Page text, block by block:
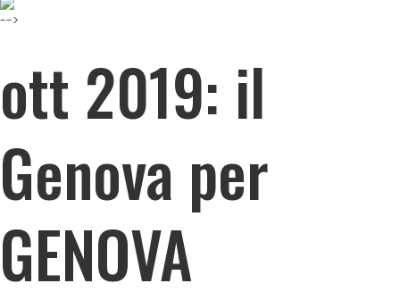
-->
ott 2019: il
Genova per
GENOVA